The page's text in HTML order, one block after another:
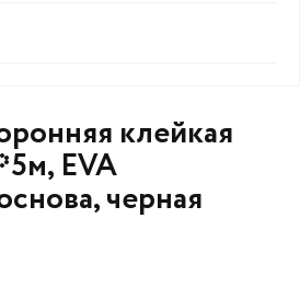
клейкая
EVA
черная